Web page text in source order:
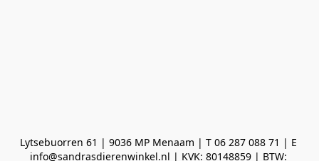
Lytsebuorren 61 | 9036 MP Menaam | T 06 287 088 71 | E
info@sandrasdierenwinkel.nl | KVK: 80148859 | BTW: